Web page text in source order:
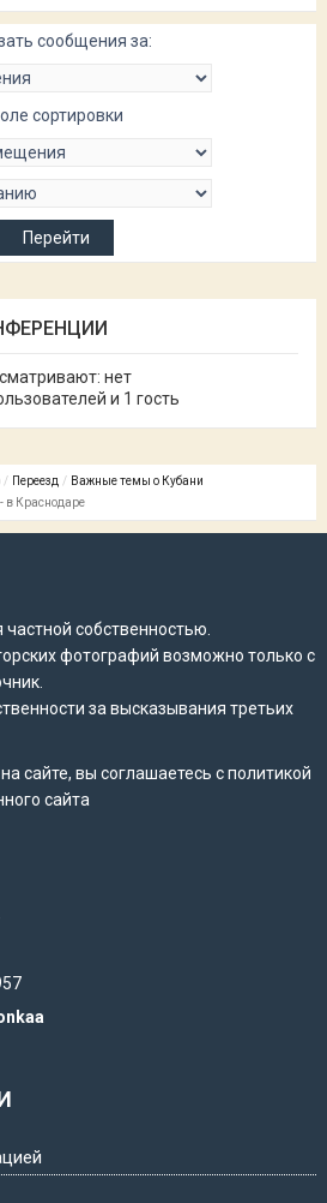
сообщения за:
сортировки
нет
и 1 гость
Переезд
Важные темы о Кубани
в Краснодаре
частной собственностью.
фотографий возможно только с
за высказывания третьих
сайте, вы соглашаетесь сполитикой
сайта